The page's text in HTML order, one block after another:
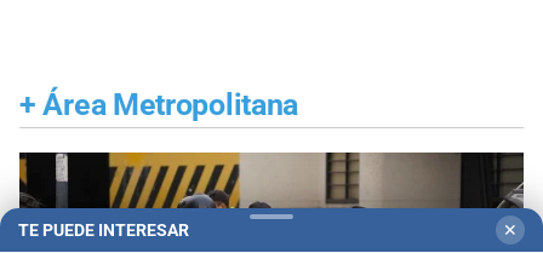
+ Área Metropolitana
TE PUEDE INTERESAR ✕